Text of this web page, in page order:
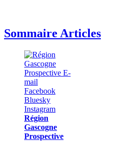
Sommaire Articles
Région
Gascogne
Prospective